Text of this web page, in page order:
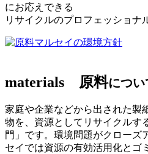
にお応えできる
リサイクルのプロフェッショナ
マルセイの環境方針
materials 原料につい
家庭や企業などから出された製
物を、資源としてリサイクルす
門」です。環境問題がクローズ
セイでは資源の有効活用化とゴ